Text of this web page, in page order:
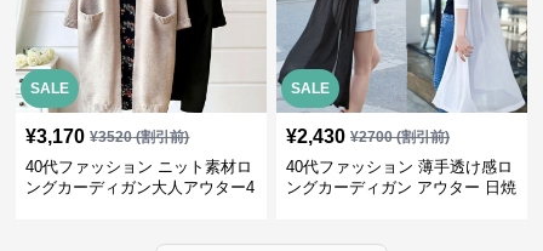
SALE
¥3,170 ¥3520(割引前)
40代ファッション ニット素材ロ
ングカーディガン大人アウター4
SALE
¥2,430 ¥2700(割引前)
40代ファッション 薄手透け感ロ
ングカーディガン アウター 日焼